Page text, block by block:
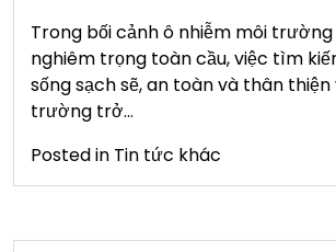
Trong bối cảnh ô nhiễm môi
nghiêm trọng toàn cầu, việc tìm
sống sạch sẽ, an toàn và thân
trường trở…
Posted in Tin tức khác